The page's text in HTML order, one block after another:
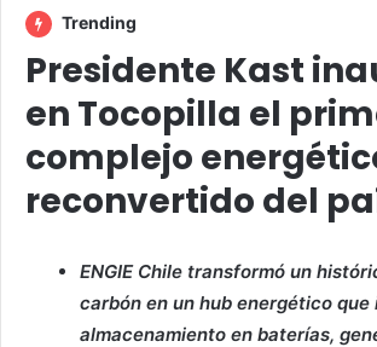
Trending
Presidente Kast
en Tocopilla el
complejo
reconvertido del
ENGIE Chile transformó un
carbón en un hub energético que
almacenamiento en baterías,